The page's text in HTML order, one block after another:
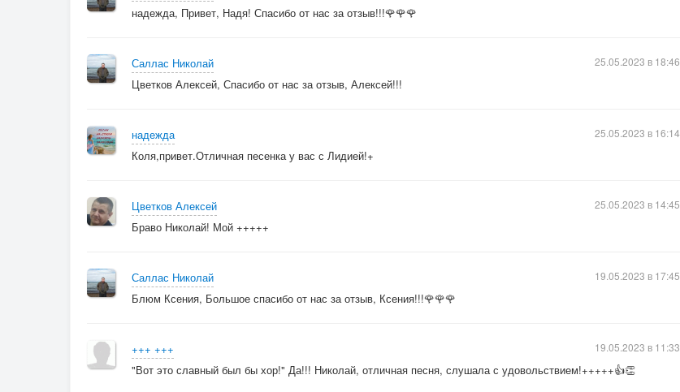
ПРИПЕВ:
С призывным кличем на простор,
На языках всех и наречьях -
Мы собрались бы снова вместе,
Сюжет создали интересный,
Слова в нём каждый разберёт.
Великой нежностью в крови,
Из поцелуев и признаний,
ПРИПЕВ:
надежда, Привет, Надя! Спасибо от нас за отзыв!!!🌹🌹🌹
Саллас Николай
Цветков Алексей, Спасибо от нас за отзыв, Алексей!!!
25.05.2023 в 18:46
надежда
Коля,привет.Отличная песенка у вас с Лидией!+
25.05.2023 в 16:14
Цветков Алексей
Браво Николай! Мой +++++
25.05.2023 в 14:45
Саллас Николай
Блюм Ксения, Большое спасибо от нас за отзыв, Ксения!!!🌹🌹🌹
19.05.2023 в 17:45
+++ +++
"Вот это славный был бы хор!" Да!!! Николай, отличная песня, слушала с удовольствием!+++++👍👏
19.05.2023 в 11:33